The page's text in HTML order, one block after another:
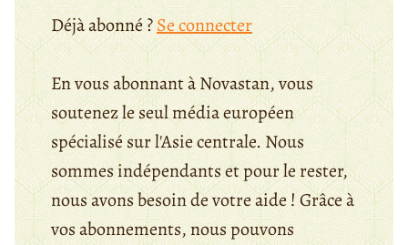
Déjà abonné ?Se connecter
En vous abonnant à Novastan, vous
soutenez le seul média européen
spécialisé sur l'Asie centrale. Nous
sommes indépendants et pour le rester,
nous avons besoin de votre aide ! Grâce à
vos abonnements, nous pouvons